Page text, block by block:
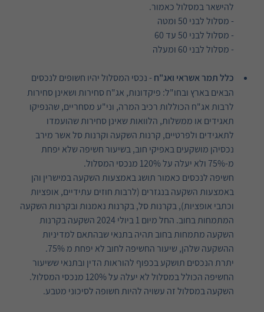
להישאר במסלול כאמור.
- מסלול לבני 50 ומטה
- מסלול לבני 50 עד 60
- מסלול לבני 60 ומעלה
כלל תמר אשראי ואג"ח - נכסי המסלול יהיו חשופים לנכסים
הבאים בארץ ובחו"ל: פיקדונות, אג"ח סחירות ושאינן סחירות
לרבות אג"ח הכוללות רכיב המרה, וני"ע מסחריים, שהנפיקו
תאגידים או ממשלות, הלוואות שאינן סחירות שהועמדו
לתאגידים ולפרטיים, קרנות השקעה וקרנות סל אשר מירב
נכסיהן מושקעים באפיקי חוב, בשיעור חשיפה שלא יפחת
מ-75% ולא יעלה על 120% מנכסי המסלול.
חשיפה לנכסים כאמור תושג באמצעות השקעה במישרין והן
באמצעות השקעה בנגזרים (לרבות חוזים עתידיים, אופציות
וכתבי אופציות), בקרנות סל, בקרנות נאמנות ובקרנות השקעה
המתמחות בחוב. החל מיום 1 ביולי 2024 השקעה בקרנות
השקעה מתמחות בחוב תהיה בתנאי שבהתאם למדיניות
ההשקעה שלהן, שיעור החשיפה לחוב לא יפחת מ 75%.
יתרת הנכסים תושקע בכפוף להוראות הדין ובתנאי ששיעור
החשיפה הכולל במסלול לא יעלה על 120% מנכסי המסלול.
השקעה במסלול זה עשויה להיות חשופה לסיכוני מטבע.